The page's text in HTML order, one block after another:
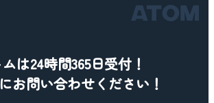
は24時間365日受付！
お問い合わせください！